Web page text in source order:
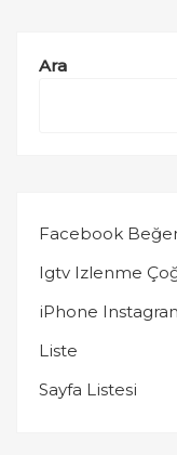
Ara
Facebook
Igtv Izlenme
iPhone
Liste
Sayfa Listesi